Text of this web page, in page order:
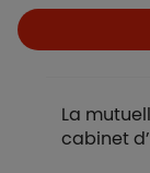
Boutons
Boutons et liens
La
cabinet